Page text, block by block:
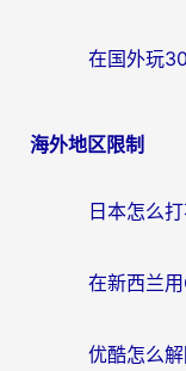
海外地区限制